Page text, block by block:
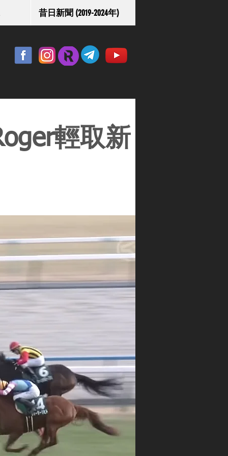
昔日新聞 (2019-2024年)
輕取新